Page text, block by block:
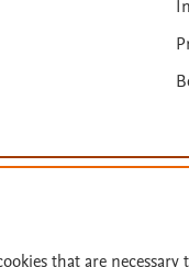
Página actualizada
that are